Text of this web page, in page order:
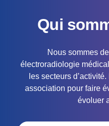
Qui
Nous sommes
électroradiologie
les secteurs
association pour faire
évoluer